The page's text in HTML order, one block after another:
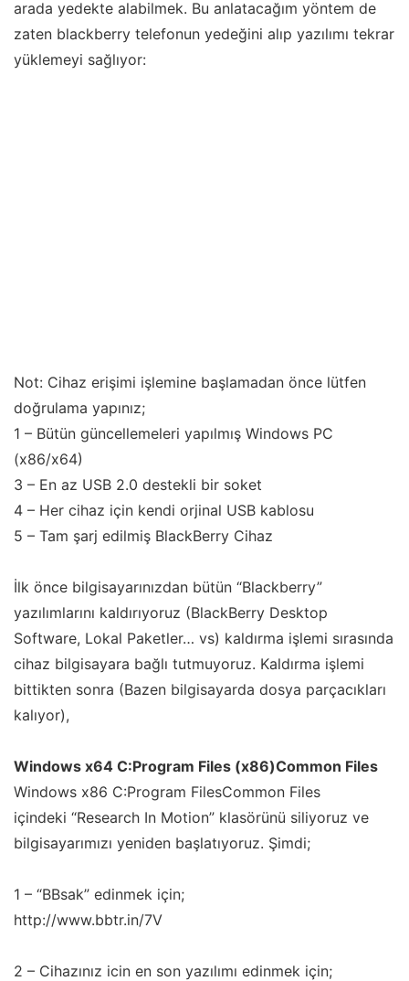
arada yedekte alabilmek. Bu anlatacağım yöntem de
zaten blackberry telefonun yedeğini alıp yazılımı tekrar
yüklemeyi sağlıyor:
Not: Cihaz erişimi işlemine başlamadan önce lütfen
doğrulama yapınız;
1 – Bütün güncellemeleri yapılmış Windows PC
(x86/x64)
3 – En az USB 2.0 destekli bir soket
4 – Her cihaz için kendi orjinal USB kablosu
5 – Tam şarj edilmiş BlackBerry Cihaz
İlk önce bilgisayarınızdan bütün “Blackberry”
yazılımlarını kaldırıyoruz (BlackBerry Desktop
Software, Lokal Paketler… vs) kaldırma işlemi sırasında
cihaz bilgisayara bağlı tutmuyoruz. Kaldırma işlemi
bittikten sonra (Bazen bilgisayarda dosya parçacıkları
kalıyor),
Windows x64 C:Program Files (x86)Common Files
Windows x86 C:Program FilesCommon Files
içindeki “Research In Motion” klasörünü siliyoruz ve
bilgisayarımızı yeniden başlatıyoruz. Şimdi;
1 – “BBsak” edinmek için;
http://www.bbtr.in/7V
2 – Cihazınız icin en son yazılımı edinmek için;